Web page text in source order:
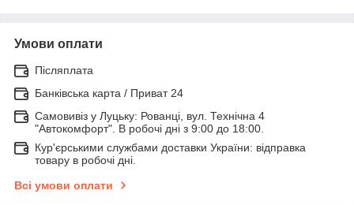
Умови оплати
Післяплата
Банківська карта / Приват 24
Самовивіз у Луцьку: Рованці, вул. Технічна 4
"Автокомфорт". В робочі дні з 9:00 до 18:00.
Кур'єрськими службами доставки України: відправка
товару в робочі дні.
Всі умови оплати